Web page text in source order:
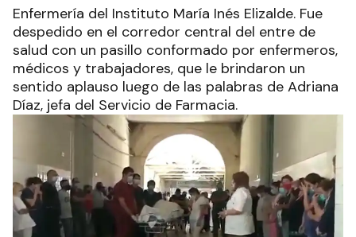
Enfermería del Instituto María Inés Elizalde. Fue
despedido en el corredor central del entre de
salud con un pasillo conformado por enfermeros,
médicos y trabajadores, que le brindaron un
sentido aplauso luego de las palabras de Adriana
Díaz, jefa del Servicio de Farmacia.